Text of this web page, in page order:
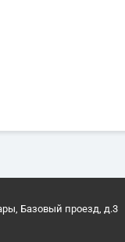
Базовый проезд, д.3